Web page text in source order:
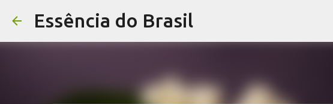
Essência do Brasil